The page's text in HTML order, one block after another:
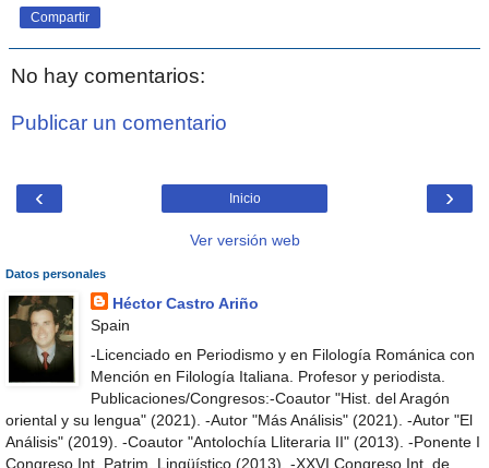
Compartir
No hay comentarios:
Publicar un comentario
‹ ›
Inicio
Ver versión web
Datos personales
Héctor Castro Ariño
Spain
-Licenciado en Periodismo y en Filología Románica con
Mención en Filología Italiana. Profesor y periodista.
Publicaciones/Congresos:-Coautor "Hist. del Aragón
oriental y su lengua" (2021). -Autor "Más Análisis" (2021). -Autor "El
Análisis" (2019). -Coautor "Antolochía Lliteraria II" (2013). -Ponente I
Congreso Int. Patrim. Lingüístico (2013). -XXVI Congreso Int. de